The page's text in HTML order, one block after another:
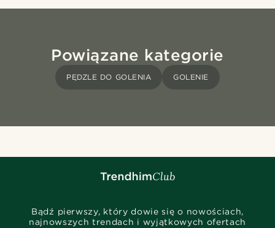
Powiązane kategorie
PĘDZLE DO GOLENIA GOLENIE
Bądź pierwszy, który dowie się o nowościach,
najnowszych trendach i wyjątkowych ofertach